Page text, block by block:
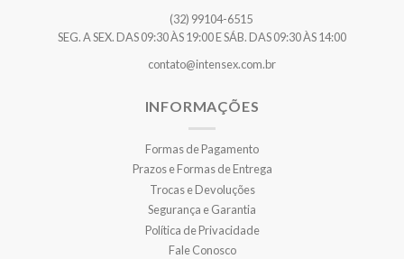
(32) 99104-6515
SEG. A SEX. DAS 09:30 ÀS 19:00 E SÁB. DAS 09:30 ÀS 14:00
contato@intensex.com.br
INFORMAÇÕES
Formas de Pagamento
Prazos e Formas de Entrega
Trocas e Devoluções
Segurança e Garantia
Política de Privacidade
Fale Conosco